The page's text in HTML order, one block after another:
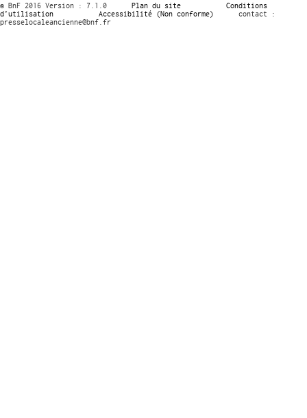
© BnF 2016 Version : 7.1.0 Plan du site
Conditions
d’utilisation
Accessibilité (Non conforme)
contact :
presselocaleancienne@bnf.fr